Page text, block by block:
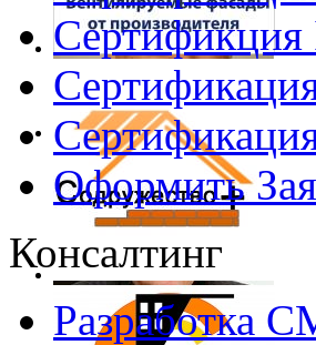
Сертификция
Оформить
Консалтинг
Разработка